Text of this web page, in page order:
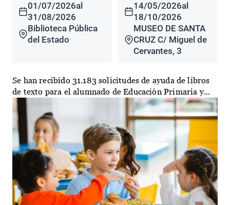
01/07/2026al
31/08/2026
Biblioteca Pública
del Estado
14/05/2026al
18/10/2026
MUSEO DE SANTA
CRUZ C/ Miguel de
Cervantes, 3
Se han recibido 31.183 solicitudes de ayuda de libros
de texto para el alumnado de Educación Primaria y...